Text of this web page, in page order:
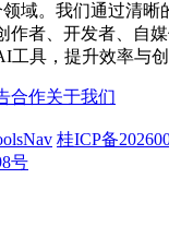
域。我们通过清晰
作者、开发者、自
工具，提升效率与创
合作关于我们
桂ICP备
号